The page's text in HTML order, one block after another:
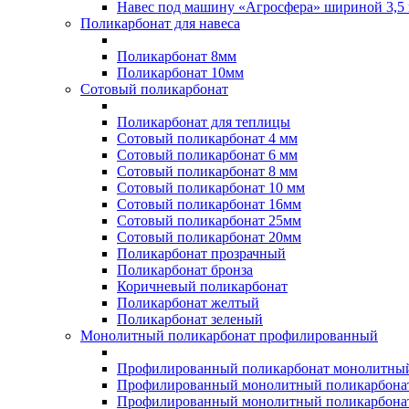
Навес под машину «Агросфера» шириной 3,5
Поликарбонат для навеса
Поликарбонат 8мм
Поликарбонат 10мм
Сотовый поликарбонат
Поликарбонат для теплицы
Сотовый поликарбонат 4 мм
Сотовый поликарбонат 6 мм
Сотовый поликарбонат 8 мм
Сотовый поликарбонат 10 мм
Сотовый поликарбонат 16мм
Сотовый поликарбонат 25мм
Сотовый поликарбонат 20мм
Поликарбонат прозрачный
Поликарбонат бронза
Коричневый поликарбонат
Поликарбонат желтый
Поликарбонат зеленый
Монолитный поликарбонат профилированный
Профилированный поликарбонат
Профилированный монолитный
Профилированный монолитный